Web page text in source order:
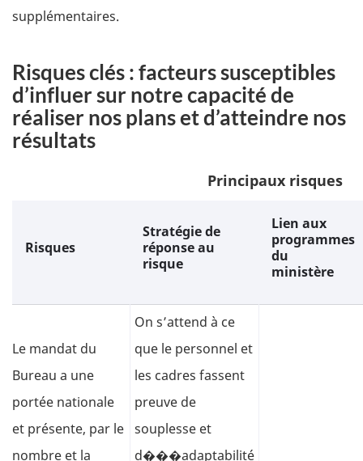
supplémentaires.
Risques clés : facteurs susceptibles
d’influer sur notre capacité de
réaliser nos plans et d’atteindre nos
résultats
Principaux risques
Risques
Stratégie de
réponse au
risque
Lien aux
programmes
du
ministère
Le mandat du
Bureau a une
portée nationale
et présente, par le
nombre et la
On s’attend à ce
que le personnel et
les cadres fassent
preuve de
souplesse et
d���adaptabilité